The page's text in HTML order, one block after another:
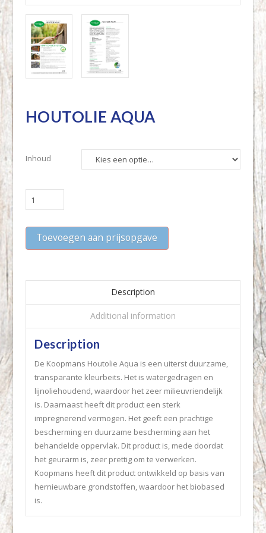
HOUTOLIE AQUA
Inhoud
HOUTOLIE
AQUA
Toevoegen aan prijsopgave
Description
Additional information
Description
De Koopmans Houtolie Aqua is een uiterst duurzame,
transparante kleurbeits. Het is watergedragen en
lijnoliehoudend, waardoor het zeer milieuvriendelijk
is. Daarnaast heeft dit product een sterk
impregnerend vermogen. Het geeft een prachtige
bescherming en duurzame bescherming aan het
behandelde oppervlak. Dit product is, mede doordat
het geurarm is, zeer prettig om te verwerken.
Koopmans heeft dit product ontwikkeld op basis van
hernieuwbare grondstoffen, waardoor het biobased
is.